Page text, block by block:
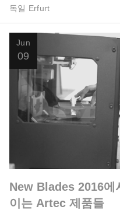
독일 Erfurt
Jun
09
New Blades 2016
이는 Artec 제품들